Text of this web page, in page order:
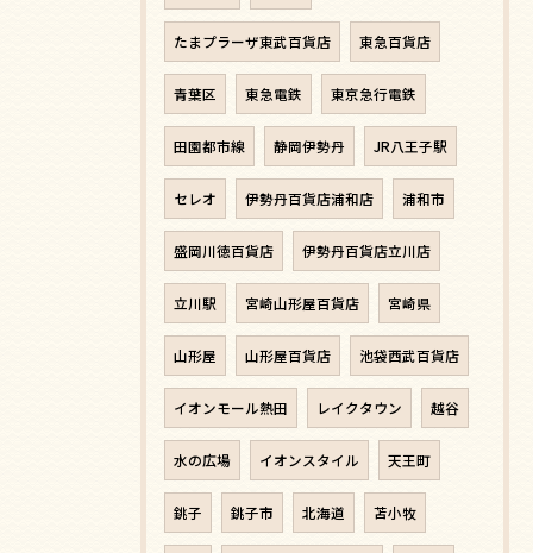
たまプラーザ東武百貨店 東急百貨店
青葉区 東急電鉄 東京急行電鉄
田園都市線 静岡伊勢丹 JR八王子駅
セレオ 伊勢丹百貨店浦和店 浦和市
盛岡川徳百貨店 伊勢丹百貨店立川店
立川駅 宮崎山形屋百貨店 宮崎県
山形屋 山形屋百貨店 池袋西武百貨店
イオンモール熱田 レイクタウン 越谷
水の広場 イオンスタイル 天王町
銚子 銚子市 北海道 苫小牧